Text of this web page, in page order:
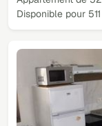
Disponible pour